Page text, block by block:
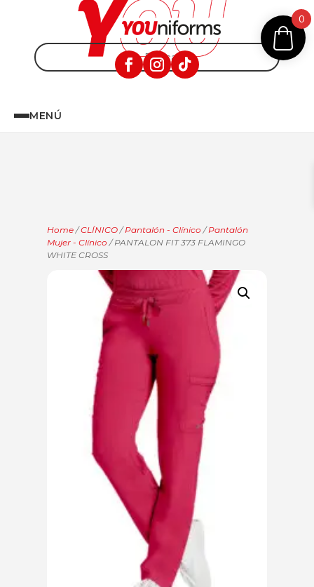
MENÚ
Home /CLÍNICO /Pantalón - Clínico /Pantalón
Mujer - Clínico / PANTALON FIT 373 FLAMINGO
WHITE CROSS
0